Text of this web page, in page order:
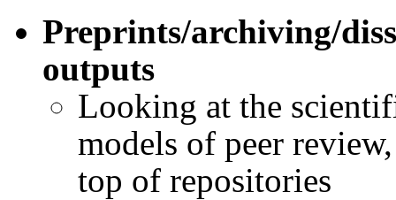
Preprints/archiving/
outputs
Looking at the
models of peer
top of repositories